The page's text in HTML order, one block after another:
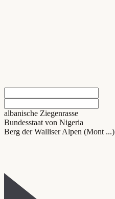
albanische Ziegenrasse
Bundesstaat von Nigeria
Berg der Walliser Alpen (Mont ...)